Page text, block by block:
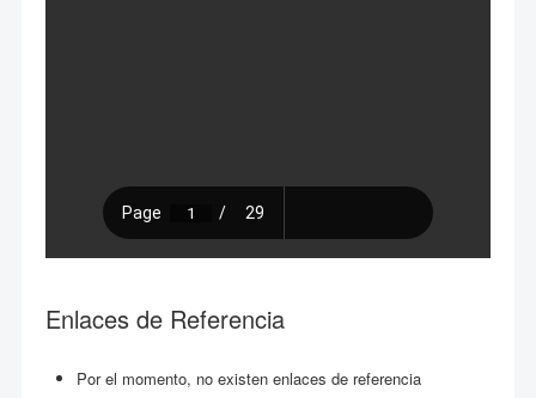
Enlaces de Referencia
Por el momento, no existen enlaces de referencia